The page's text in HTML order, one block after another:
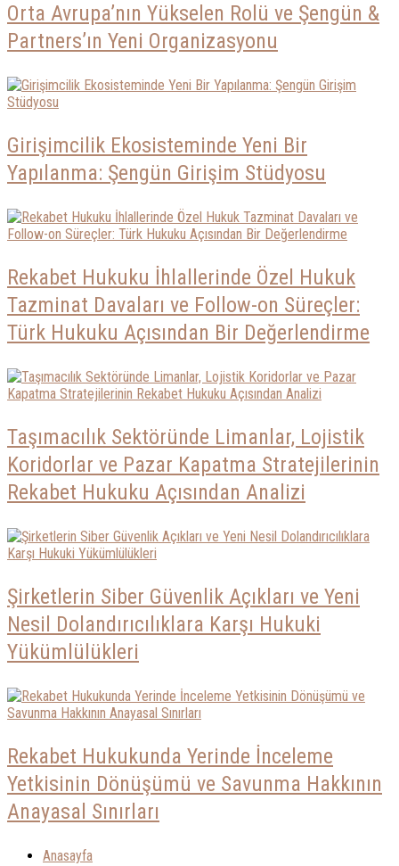
Orta Avrupa’nın Yükselen Rolü ve Şengün &
Partners’ın Yeni Organizasyonu
Girişimcilik Ekosisteminde Yeni Bir
Yapılanma: Şengün Girişim Stüdyosu
Rekabet Hukuku İhlallerinde Özel Hukuk
Tazminat Davaları ve Follow-on Süreçler:
Türk Hukuku Açısından Bir Değerlendirme
Taşımacılık Sektöründe Limanlar, Lojistik
Koridorlar ve Pazar Kapatma Stratejilerinin
Rekabet Hukuku Açısından Analizi
Şirketlerin Siber Güvenlik Açıkları ve Yeni
Nesil Dolandırıcılıklara Karşı Hukuki
Yükümlülükleri
Rekabet Hukukunda Yerinde İnceleme
Yetkisinin Dönüşümü ve Savunma Hakkının
Anayasal Sınırları
Anasayfa